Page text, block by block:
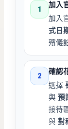
1
加入
加入
式日
殯儀
2
確認
選擇
與 預
接待
與 對